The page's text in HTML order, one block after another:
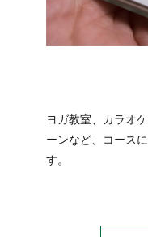
ヨガ教室、カラオ
ーンなど、コース
す。